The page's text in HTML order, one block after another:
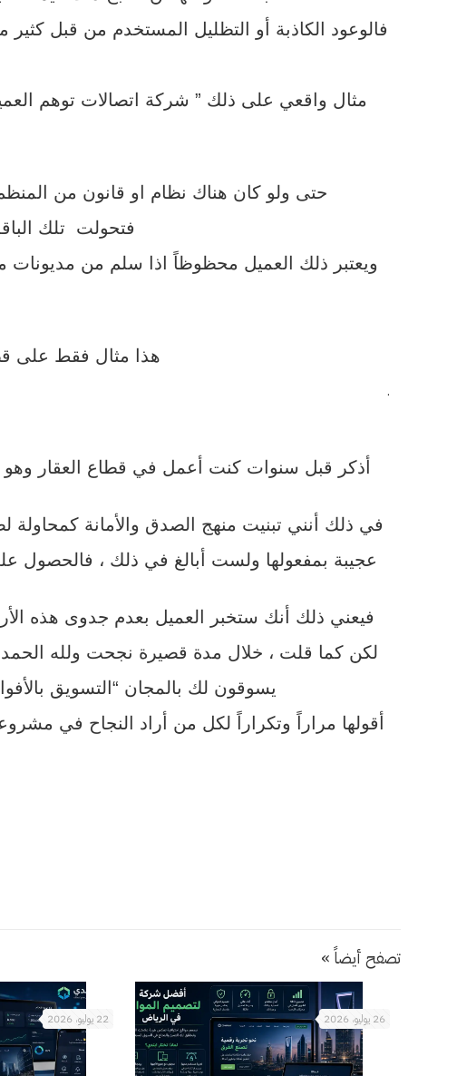
فالوعود الكاذبة أو التظليل المستخدم من قبل
مثال واقعي على ذلك ” شركة اتصالات توهم
حتى ولو كان هناك نظام او قانون من
فتحولت تلك الباقة “اللا
ويعتبر ذلك العميل محظوظاً اذا سلم من مديونات
هذا مثال فقط على
.
أذكر قبل سنوات كنت أعمل في قطاع العقار وهو
في ذلك أنني تبنيت منهج الصدق والأمانة كمحاولة
عجيبة بمفعولها ولست أبالغ في ذلك ، فالحصول
فيعني ذلك أنك ستخبر العميل بعدم جدوى هذه
لكن كما قلت ، خلال مدة قصيرة نجحت ولله الحمد
يسوقون لك بالمجان “التسويق
أقولها مراراً وتكراراً لكل من أراد النجاح في
تصفح أيضاً »
26 يوليو، 2026 22 يوليو، 2026